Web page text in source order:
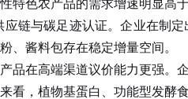
色农产品的需求增速明显高
链与碳足迹认证。企业在制
、酱料包存在稳定增量空间。
在高端渠道议价能力更强。
看，植物基蛋白、功能型发